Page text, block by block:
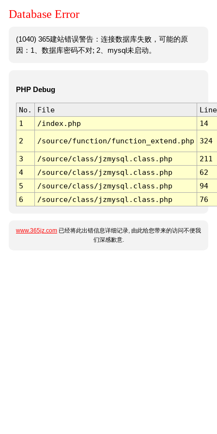
Database Error
(1040) 365建站错误警告：连接数据库失败，可能的原
因：1、数据库密码不对; 2、mysql未启动。
PHP Debug
No. File
Line
1
/index.php 14
2 /source/function/function_extend.php 324
3 /source/class/jzmysql.class.php
211
4
/source/class/jzmysql.class.php
62
5
/source/class/jzmysql.class.php
94
6
/source/class/jzmysql.class.php 76
www.365jz.com 已经将此出错信息详细记录, 由此给您带来的访问不便我
们深感歉意.